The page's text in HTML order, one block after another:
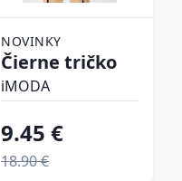
NOVINKY
Čierne tričko
iMODA
9.45 €
18.90 €